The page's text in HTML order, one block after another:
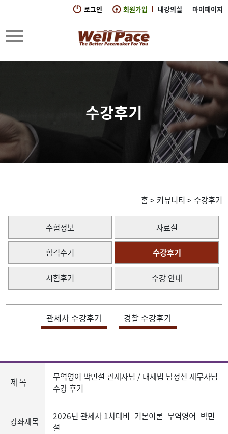
로그인 회원가입 내강의실 마이페이지
수강후기
홈> 커뮤니티 > 수강후기
수험정보 자료실
합격수기 수강후기
시험후기 수강 안내
관세사 수강후기 경찰 수강후기
제 목
무역영어 박민설 관세사님 / 내세법 남정선 세무사님
수강 후기
강좌제목
2026년 관세사 1차대비_기본이론_무역영어_박민
설